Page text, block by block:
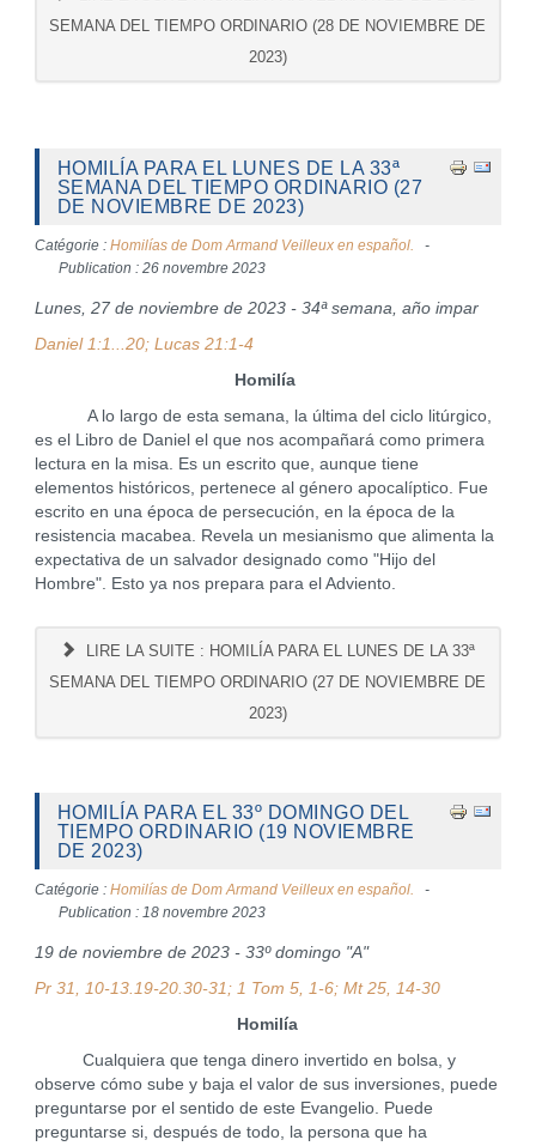
SEMANA DEL TIEMPO ORDINARIO (28 DE NOVIEMBRE DE
2023)
HOMILÍA PARA EL LUNES DE LA 33ª
SEMANA DEL TIEMPO ORDINARIO (27
DE NOVIEMBRE DE 2023)
Catégorie : Homilías de Dom Armand Veilleux en español.
Publication : 26 novembre 2023
Lunes, 27 de noviembre de 2023 - 34ª semana, año impar
Daniel 1:1...20; Lucas 21:1-4
Homilía
A lo largo de esta semana, la última del ciclo litúrgico,
es el Libro de Daniel el que nos acompañará como primera
lectura en la misa. Es un escrito que, aunque tiene
elementos históricos, pertenece al género apocalíptico. Fue
escrito en una época de persecución, en la época de la
resistencia macabea. Revela un mesianismo que alimenta la
expectativa de un salvador designado como "Hijo del
Hombre". Esto ya nos prepara para el Adviento.
LIRE LA SUITE : HOMILÍA PARA EL LUNES DE LA 33ª
SEMANA DEL TIEMPO ORDINARIO (27 DE NOVIEMBRE DE
2023)
HOMILÍA PARA EL 33º DOMINGO DEL
TIEMPO ORDINARIO (19 NOVIEMBRE
DE 2023)
Catégorie : Homilías de Dom Armand Veilleux en español.
Publication : 18 novembre 2023
19 de noviembre de 2023 - 33º domingo "A"
Pr 31, 10-13.19-20.30-31; 1 Tom 5, 1-6; Mt 25, 14-30
Homilía
Cualquiera que tenga dinero invertido en bolsa, y
observe cómo sube y baja el valor de sus inversiones, puede
preguntarse por el sentido de este Evangelio. Puede
preguntarse si, después de todo, la persona que ha